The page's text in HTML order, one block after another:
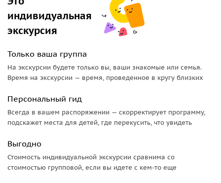
индивидуальная
экскурсия
Только ваша группа
На экскурсии будете только вы, ваши знакомые или семья.
Время на экскурсии — время, проведенное в кругу близких
Персональный гид
Всегда в вашем распоряжении — скорректирует программу,
подскажет места для детей, где перекусить, что увидеть
Выгодно
Стоимость индивидуальной экскурсии сравнима со
стоимостью групповой, если вы идете с кем-то еще